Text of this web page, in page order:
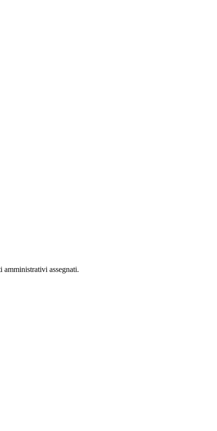
assegnati.